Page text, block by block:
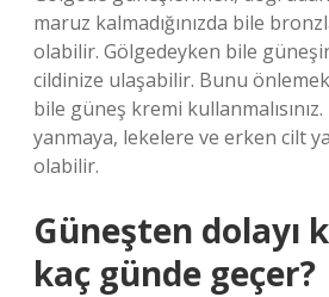
maruz kalmadığınızda bile
olabilir. Gölgedeyken bile güneşin
cildinize ulaşabilir. Bunu
bile güneş kremi kullanmalısınız.
yanmaya, lekelere ve erken cilt
olabilir.
Güneşten dolayı
kaç günde geçer?